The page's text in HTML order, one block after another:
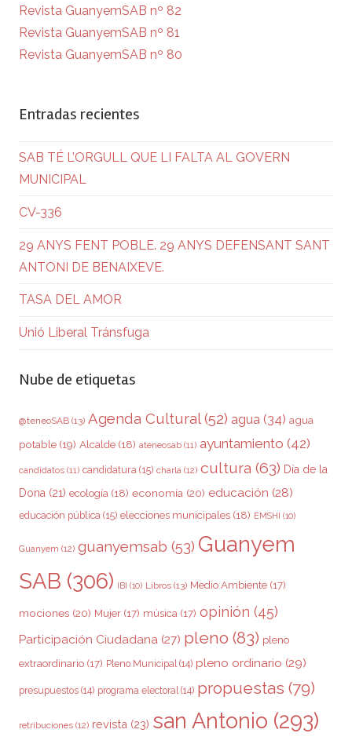
Revista GuanyemSAB nº 82
Revista GuanyemSAB nº 81
Revista GuanyemSAB nº 80
Entradas recientes
SAB TÉ L’ORGULL QUE LI FALTA AL GOVERN
MUNICIPAL
CV-336
29 ANYS FENT POBLE. 29 ANYS DEFENSANT SANT
ANTONI DE BENAIXEVE.
TASA DEL AMOR
Unió Liberal Tránsfuga
Nube de etiquetas
@teneoSAB (13) Agenda Cultural(52) agua (34) agua
potable (19) Alcalde (18) ateneosab (11) ayuntamiento (42)
candidatos (11) candidatura (15) charla (12) cultura (63) Día de la
Dona (21) ecología (18) economía (20) educación (28)
educación pública (15) elecciones municipales (18) EMSHI (10)
Guanyem (12) guanyemsab (53) Guanyem
SAB (306) IBI (10) Libros (13) Medio Ambiente (17)
mociones (20) Mujer (17) música (17) opinión (45)
Participación Ciudadana (27) pleno (83) pleno
extraordinario (17) Pleno Municipal (14) pleno ordinario (29)
presupuestos (14) programa electoral (14) propuestas (79)
retribuciones (12) revista (23) san Antonio (293)